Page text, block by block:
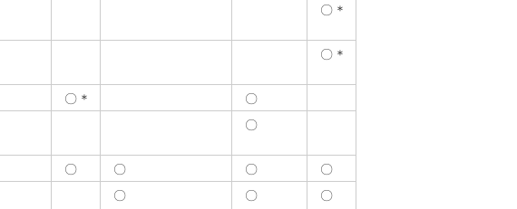
〇＊
〇＊
〇＊
〇
〇
〇 〇 〇
〇
〇 〇 〇